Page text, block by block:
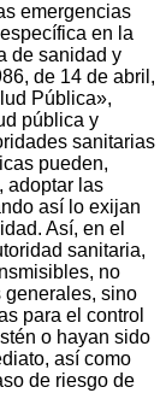
emergencias
en la
de sanidad y
de 14 de abril,
Pública»,
pública y
sanitarias
pueden,
adoptar las
así lo exijan
Así, en el
sanitaria,
no
generales, sino
para el control
o hayan sido
así como
de riesgo de